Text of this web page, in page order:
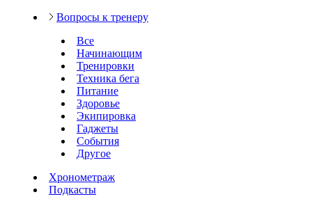
Вопросы к тренеру
Все
Начинающим
Тренировки
Техника бега
Питание
Здоровье
Экипировка
Гаджеты
События
Другое
Хронометраж
Подкасты